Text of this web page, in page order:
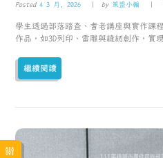
Posted4 3 月, 2026 by 策盟小編
學生透過部落踏查、耆老講座與實作課
作品，如3D列印、雷雕與縫紉創作，實
繼續閱讀